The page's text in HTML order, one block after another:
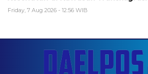
Friday, 7 Aug 2026 - 12:56 WIB